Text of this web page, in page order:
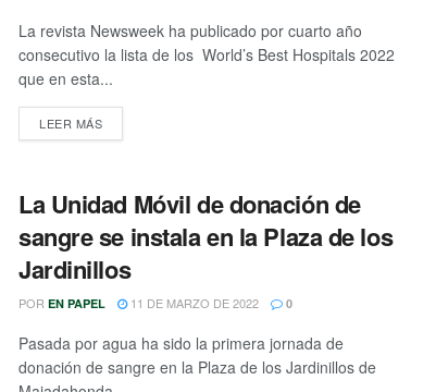
La revista Newsweek ha publicado por cuarto año
consecutivo la lista de los World’s Best Hospitals 2022
que en esta...
LEER MÁSDETAILS
La Unidad Móvil de donación de
sangre se instala en la Plaza de los
Jardinillos
POR EN PAPEL 11 DE MARZO DE 2022 0
Pasada por agua ha sido la primera jornada de
donación de sangre en la Plaza de los Jardinillos de